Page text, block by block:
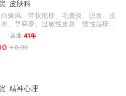
皮肤科
癜风、带状疱疹、毛囊炎、脱发、皮
、荨麻疹、过敏性皮炎、慢性湿疹、
癜、甲癣、头癣、鱼鳞病、玫瑰糠
皮肤病的治疗。
从业 41年
￥0.00
精神心理